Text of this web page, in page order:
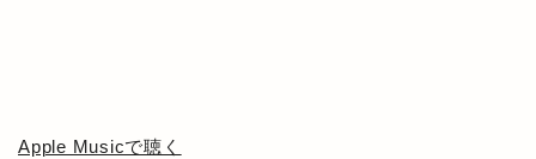
Apple Musicで聴く